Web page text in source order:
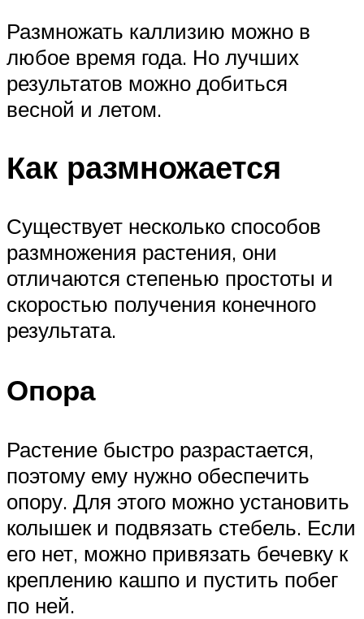
Размножать каллизию можно в
любое время года. Но лучших
результатов можно добиться
весной и летом.
Как размножается
Существует несколько способов
размножения растения, они
отличаются степенью простоты и
скоростью получения конечного
результата.
Опора
Растение быстро разрастается,
поэтому ему нужно обеспечить
опору. Для этого можно установить
колышек и подвязать стебель. Если
его нет, можно привязать бечевку к
креплению кашпо и пустить побег
по ней.